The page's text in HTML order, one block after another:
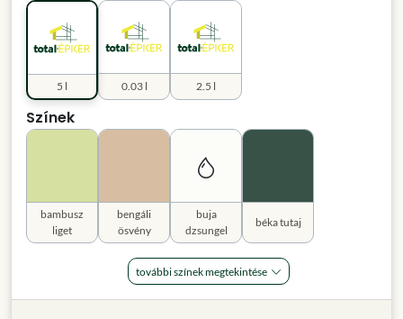
0.03 l 2.5 l
5 l
Színek
bambusz
liget
bengáli
ösvény
buja
dzsungel
béka tutaj
további színek megtekintése